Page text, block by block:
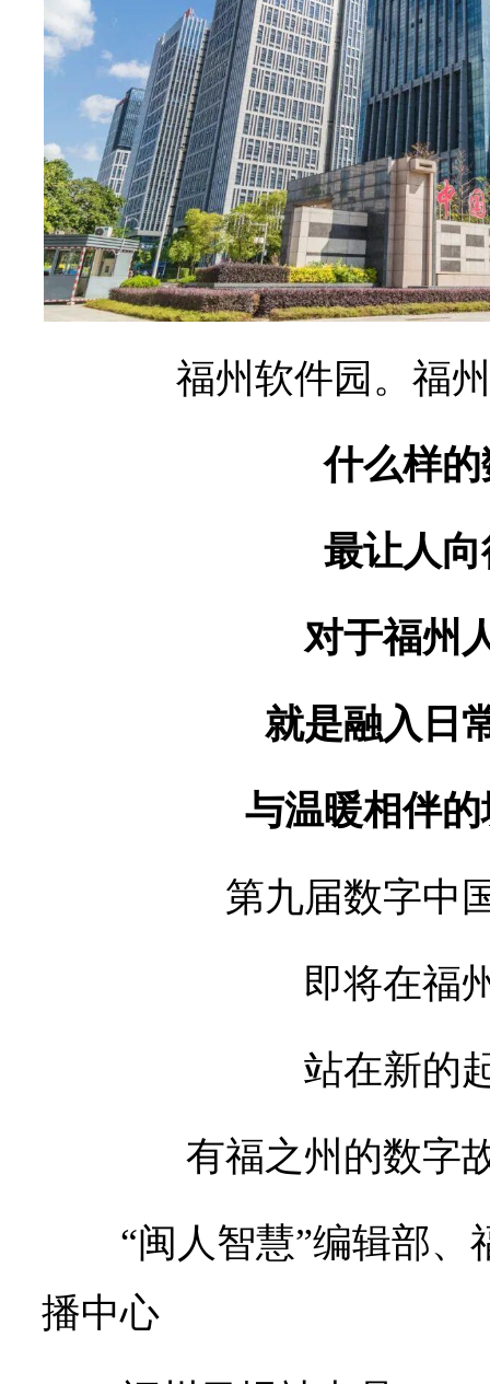
福州软件园。福
什么样
最让人
对于福州
就是融入日
与温暖相伴
第九届数字中
即将在福
站在新的
有福之州的数字
“闽人智慧”编辑部
播中心